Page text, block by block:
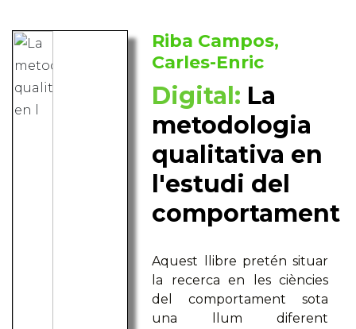
Riba Campos,
Carles-Enric
Digital: La
metodologia
qualitativa en
l'estudi del
comportament
Aquest llibre pretén situar
la recerca en les ciències
del comportament sota
una llum diferent